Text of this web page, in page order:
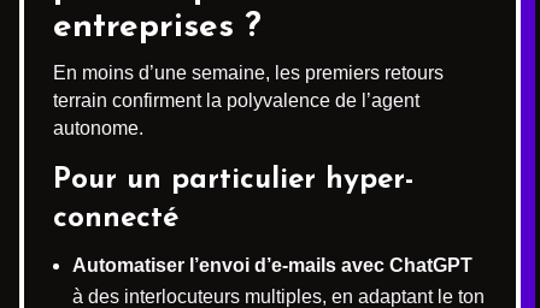
entreprises ?
En moins d’une semaine, les premiers retours
terrain confirment la polyvalence de l’agent
autonome.
Pour un particulier hyper-
connecté
Automatiser l’envoi d’e-mails avec ChatGPT
à des interlocuteurs multiples, en adaptant le ton